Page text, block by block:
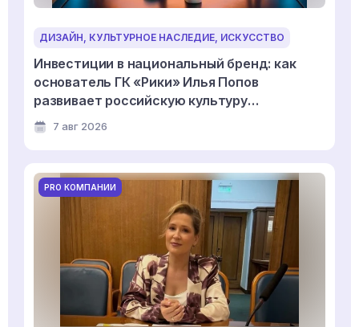
ДИЗАЙН, КУЛЬТУРНОЕ НАСЛЕДИЕ, ИСКУССТВО
Инвестиции в национальный бренд: как
основатель ГК «Рики» Илья Попов
развивает российскую культуру
дизайнерской игрушки
7 авг 2026
PRO КОМПАНИИ